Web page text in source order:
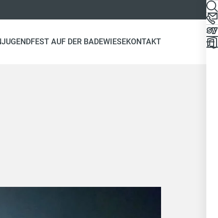
JUGENDFEST AUF DER BADEWIESEKONTAKT